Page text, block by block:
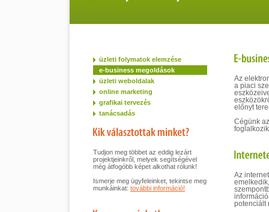
üzleti folymatok elemzése
e-business megoldások
üzleti weboldalak
online marketing
grafikai tervezés
tanácsadás
Tudjon meg többet az eddig lezárt
projektjeinkről, melyek segítségével
még átfogóbb képet alkothat rólunk!
Ismerje meg ügyfeleinket, tekintse meg
munkáinkat: további információ!
Az
a piaci
előnyt
Cégünk
Az
potenciált